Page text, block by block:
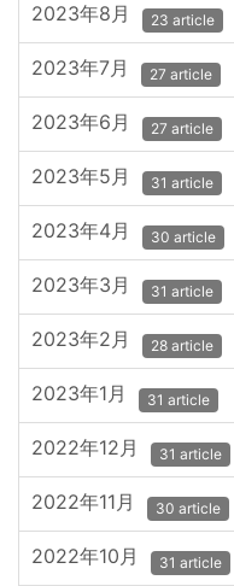
2023年8月 23 article
2023年7月 27 article
2023年6月 27 article
2023年5月 31 article
2023年4月 30 article
2023年3月 31 article
2023年2月 28 article
2023年1月 31 article
2022年12月 31 article
2022年11月 30 article
2022年10月 31 article